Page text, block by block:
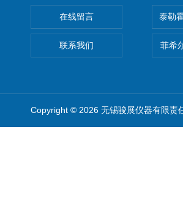
在线留言
联系我们
泰勒
菲希
Copyright © 2026 无锡骏展仪器有限责